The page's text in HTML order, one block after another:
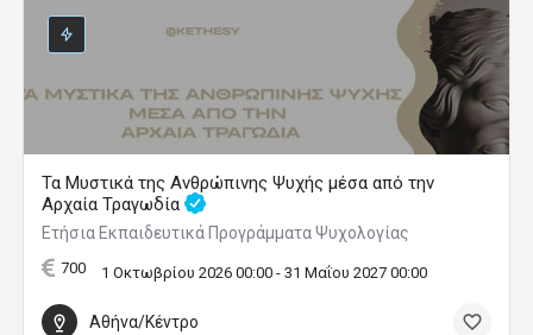
Τα Μυστικά της Ανθρώπινης Ψυχής μέσα από την
Αρχαία Τραγωδία
Ετήσια Εκπαιδευτικά Προγράμματα Ψυχολογίας
700 1 Οκτωβρίου 2026 00:00 - 31 Μαΐου 2027 00:00
Αθήνα/Κέντρο